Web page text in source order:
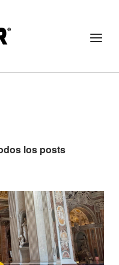
Menu
los posts